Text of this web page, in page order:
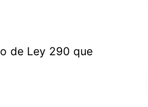
de Ley 290 que